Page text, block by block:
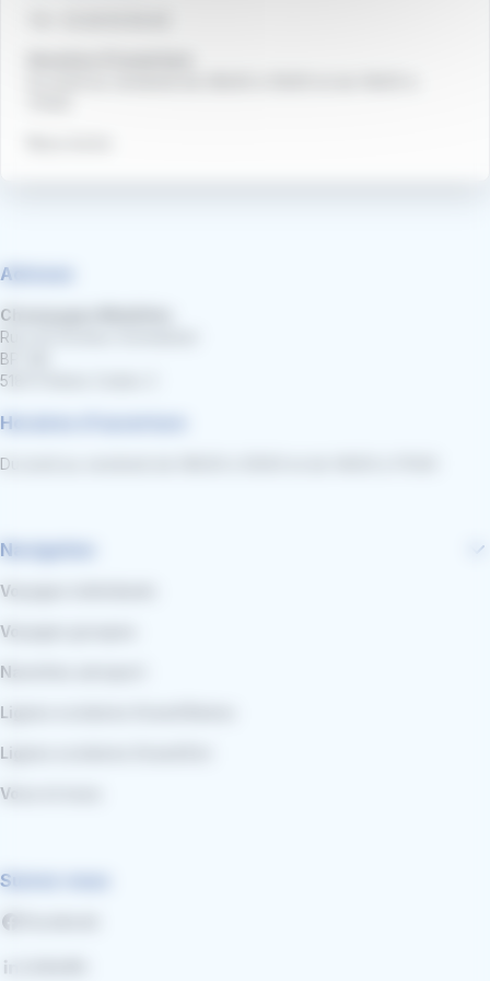
Adresse
Champagne Mobilités
Rue du Docteur Schweitzer
BP 148
51873 Reims Cedex 3
Horaires d'ouverture
Du lundi au vendredi de 08h30 à 12h00 et de 14h00 à 17h00
Navigation
Voyages individuels
Voyages groupes
Navettes aéroport
Lignes scolaires Grand Reims
Lignes scolaires Grand Est
Vous et nous
Suivez-nous